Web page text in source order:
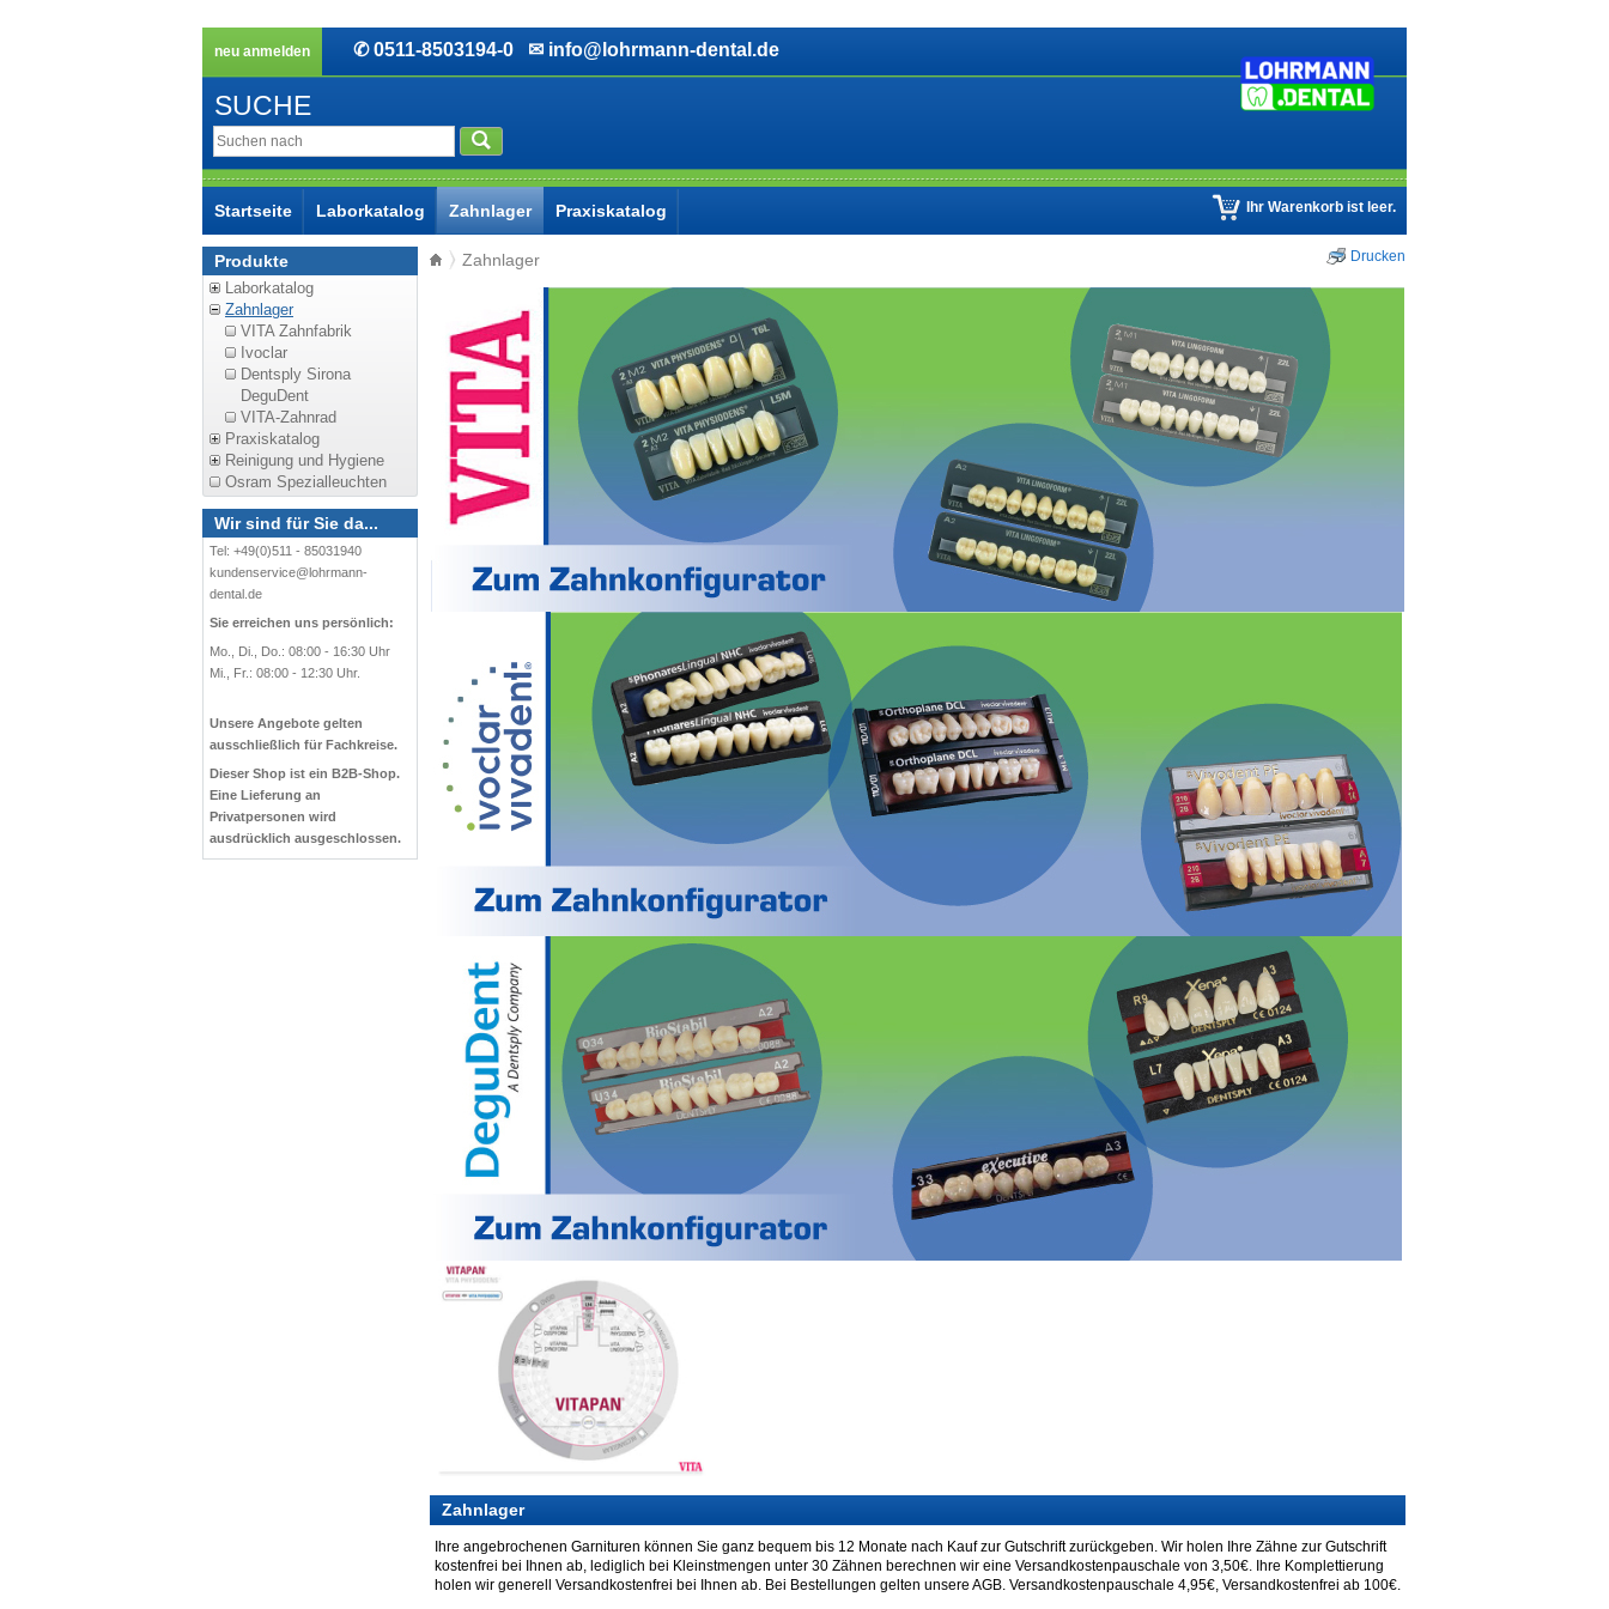
neu anmelden ✆ 0511-8503194-0 ✉ info@lohrmann-dental.de
SUCHE
Startseite Laborkatalog Zahnlager Praxiskatalog Ihr Warenkorb ist leer.
Produkte
Laborkatalog
Zahnlager
VITA Zahnfabrik
Ivoclar
Dentsply Sirona
DeguDent
VITA-Zahnrad
Praxiskatalog
Reinigung und Hygiene
Osram Spezialleuchten
Wir sind für Sie da...
Tel: +49(0)511 - 85031940
kundenservice@lohrmann-
dental.de
Sie erreichen uns persönlich:
Mo., Di., Do.: 08:00 - 16:30 Uhr
Mi., Fr.: 08:00 - 12:30 Uhr.
Unsere Angebote gelten
ausschließlich für Fachkreise.
Dieser Shop ist ein B2B-Shop.
Eine Lieferung an
Privatpersonen wird
ausdrücklich ausgeschlossen.
Drucken
Zahnlager
Zahnlager
Ihre angebrochenen Garnituren können Sie ganz bequem bis 12 Monate nach Kauf zur Gutschrift zurückgeben. Wir holen Ihre Zähne zur Gutschrift
kostenfrei bei Ihnen ab, lediglich bei Kleinstmengen unter 30 Zähnen berechnen wir eine Versandkostenpauschale von 3,50€. Ihre Komplettierung
holen wir generell Versandkostenfrei bei Ihnen ab. Bei Bestellungen gelten unsere AGB. Versandkostenpauschale 4,95€, Versandkostenfrei ab 100€.